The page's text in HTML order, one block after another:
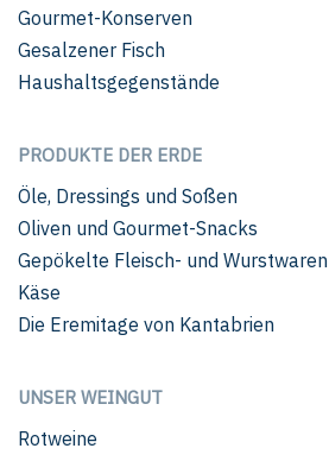
Gourmet-Konserven
Gesalzener Fisch
Haushaltsgegenstände
PRODUKTE DER ERDE
Öle, Dressings und Soßen
Oliven und Gourmet-Snacks
Gepökelte Fleisch- und Wurstwaren
Käse
Die Eremitage von Kantabrien
UNSER WEINGUT
Rotweine